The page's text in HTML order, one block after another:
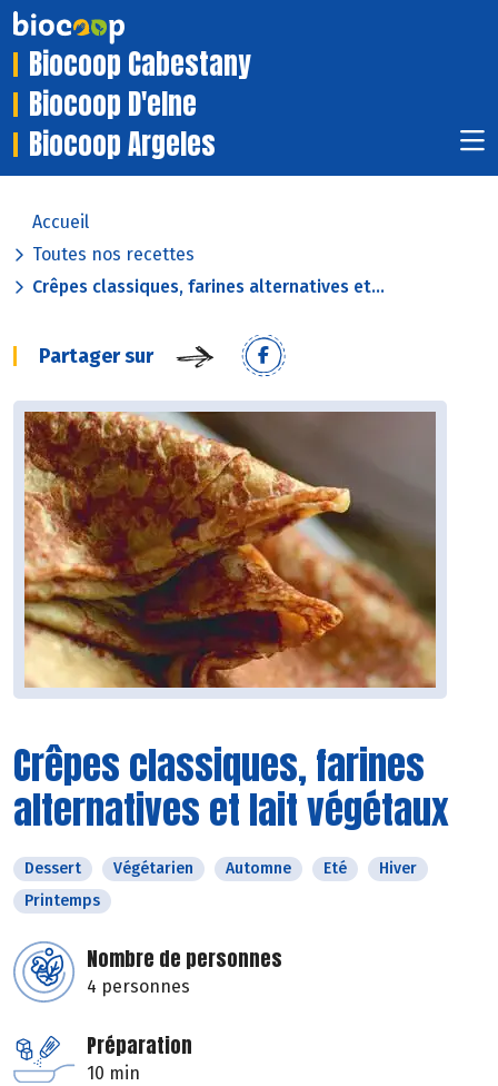
Biocoop Cabestany
Biocoop D'elne
Biocoop Argeles
Accueil
Toutes nos recettes
Crêpes classiques, farines alternatives et...
Partager sur
Crêpes classiques, farines
alternatives et lait végétaux
Dessert Végétarien Automne Eté
Hiver
Printemps
Nombre de personnes
4 personnes
Préparation
10 min